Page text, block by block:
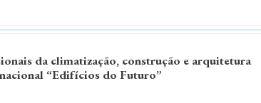
da climatização, construção e arquitetura
“Edifícios do Futuro”